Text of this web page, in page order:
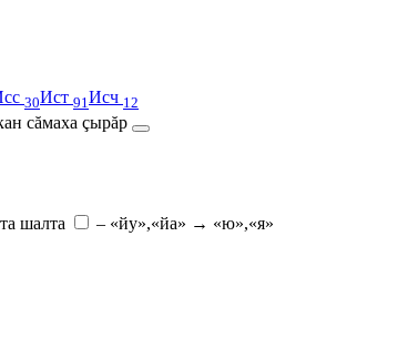
30Ист 91Исч 12
сăмаха çырăр
шалта – «йу»,«йа» → «ю»,«я»